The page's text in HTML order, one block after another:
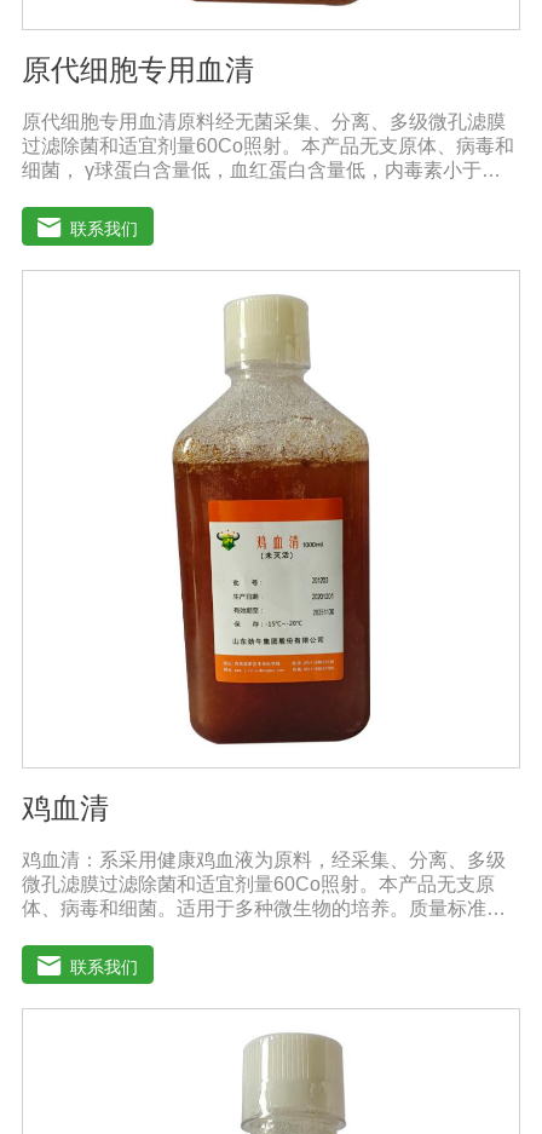
原代细胞专用血清
原代细胞专用血清原料经无菌采集、分离、多级微孔滤膜
过滤除菌和适宜剂量60Co照射。本产品无支原体、病毒和
细菌， γ球蛋白含量低，血红蛋白含量低，内毒素小于
的培养。质量标准：符合《中华人民共和国兽药典》2020
版质量标准。规格：100ml/瓶、250ml/瓶、500ml/瓶保
存：-15℃―-20℃有效期：5年注意事项：1、解冻：采用
逐步解冻法（ -20℃→2-8℃→ 室温），可减少沉淀的产生
使血清质量不会受到影响。
联系我们
鸡血清
鸡血清：系采用健康鸡血液为原料，经采集、分离、多级
微孔滤膜过滤除菌和适宜剂量60Co照射。本产品无支原
体、病毒和细菌。适用于多种微生物的培养。质量标准：
1000ml/瓶保存：-15℃―-20℃有效期：5年注意事项：解
冻：采用逐步解冻法（ -20℃→2-8℃→ 室温），可减少沉
淀的产生使血清质量不会受到影响。
联系我们